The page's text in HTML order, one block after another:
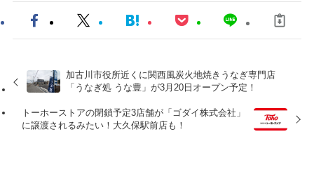
加古川市役所近くに関西風炭火地焼きうなぎ専門店
「うなぎ処 うな豊」が3月20日オープン予定！
トーホーストアの閉鎖予定3店舗が「ゴダイ株式会社」
に譲渡されるみたい！大久保駅前店も！